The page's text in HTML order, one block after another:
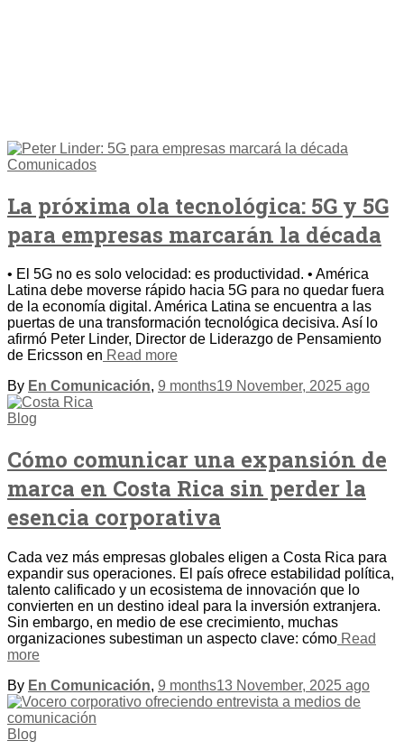
Comunicados
La próxima ola tecnológica: 5G y 5G
para empresas marcarán la década
• El 5G no es solo velocidad: es productividad. • América
Latina debe moverse rápido hacia 5G para no quedar fuera
de la economía digital. América Latina se encuentra a las
puertas de una transformación tecnológica decisiva. Así lo
afirmó Peter Linder, Director de Liderazgo de Pensamiento
de Ericsson en Read more
By En Comunicación, 9 months19 November, 2025 ago
Blog
Cómo comunicar una expansión de
marca en Costa Rica sin perder la
esencia corporativa
Cada vez más empresas globales eligen a Costa Rica para
expandir sus operaciones. El país ofrece estabilidad política,
talento calificado y un ecosistema de innovación que lo
convierten en un destino ideal para la inversión extranjera.
Sin embargo, en medio de ese crecimiento, muchas
organizaciones subestiman un aspecto clave: cómo Read
more
By En Comunicación, 9 months13 November, 2025 ago
Blog